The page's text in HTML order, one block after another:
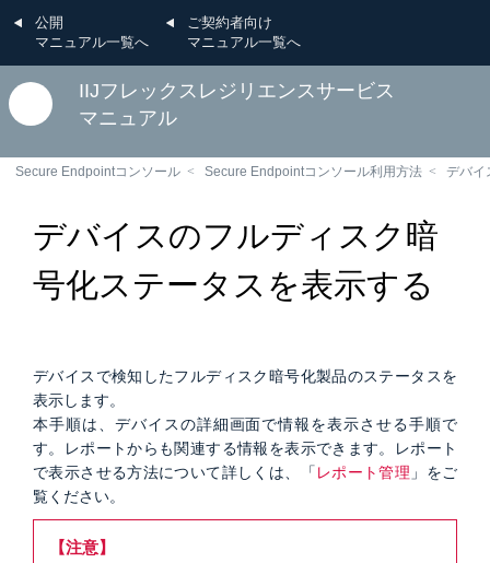
公開
マニュアル一覧へ
ご契約者向け
マニュアル一覧へ
IIJフレックスレジリエンスサービス
マニュアル
Secure Endpointコンソール Secure Endpointコンソール利用方法 デバイ
デバイスのフルディスク暗
号化ステータスを表示する
デバイスで検知したフルディスク暗号化製品のステータスを
表示します。
本手順は、デバイスの詳細画面で情報を表示させる手順で
す。レポートからも関連する情報を表示できます。レポート
で表示させる方法について詳しくは、「 レポート管理 」をご
覧ください。
【注意】